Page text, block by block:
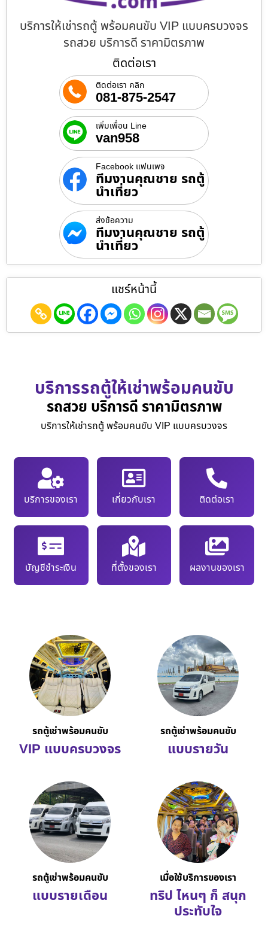
บริการให้เช่ารถตู้ พร้อมคนขับ VIP แบบครบวงจร
รถสวย บริการดี ราคามิตรภาพ
ติดต่อเรา
ติดต่อเรา คลิก
081-875-2547
เพิ่มเพื่อน Line
van958
Facebook แฟนเพจ
ทีมงานคุณชาย รถตู้
นำเที่ยว
ส่งข้อความ
ทีมงานคุณชาย รถตู้
นำเที่ยว
แชร์หน้านี้
บริการรถตู้ให้เช่าพร้อมคนขับ
รถสวย บริการดี ราคามิตรภาพ
บริการให้เช่ารถตู้ พร้อมคนขับ VIP แบบครบวงจร
บริการของเรา เกี่ยวกับเรา ติดต่อเรา
บัญชีชำระเงิน ที่ตั้งของเรา ผลงานของเรา
รถตู้เช่าพร้อมคนขับ
VIP แบบครบวงจร
รถตู้เช่าพร้อมคนขับ
แบบรายวัน
รถตู้เช่าพร้อมคนขับ
แบบรายเดือน
เมื่อใช้บริการของเรา
ทริป ไหนๆ ก็ สนุก
ประทับใจ